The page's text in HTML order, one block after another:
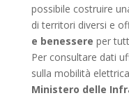
possibile costruire
di territori diversi e
e benessere per
Per consultare dati
sulla mobilità
Ministero delle